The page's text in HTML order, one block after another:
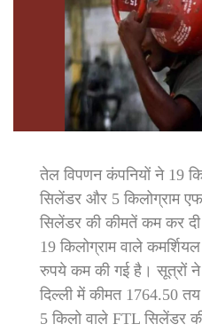
तेल विपणन कंपनियों ने 19
सिलेंडर और 5 किलोग्राम
सिलेंडर की कीमतें कम कर
19 किलोग्राम वाले
रुपये कम की गई है। सूत्रों
दिल्ली में कीमत 1764.50
5 किलो वाले FTL सिलेंडर